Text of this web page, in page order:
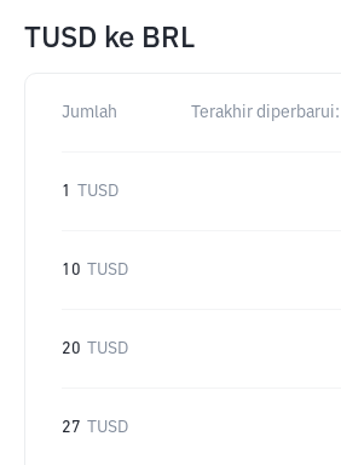
TUSD ke BRL
Jumlah Terakhir diperbarui:
1 TUSD
10 TUSD
20 TUSD
27 TUSD